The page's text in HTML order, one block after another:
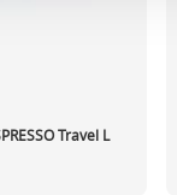
Travel L